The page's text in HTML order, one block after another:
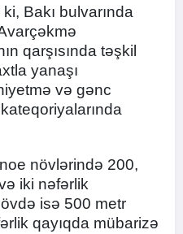
Bakı bulvarında
qarşısında təşkil
yanaşı
və gənc
növlərində 200,
iki nəfərlik
isə 500 metr
qayıqda mübarizə